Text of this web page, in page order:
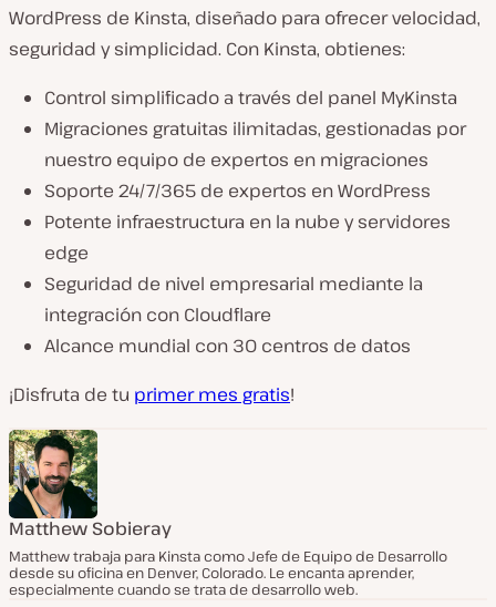
WordPress de Kinsta, diseñado para ofrecer velocidad,
seguridad y simplicidad. Con Kinsta, obtienes:
Control simplificado a través del panel MyKinsta
Migraciones gratuitas ilimitadas, gestionadas por
nuestro equipo de expertos en migraciones
Soporte 24/7/365 de expertos en WordPress
Potente infraestructura en la nube y servidores
edge
Seguridad de nivel empresarial mediante la
integración con Cloudflare
Alcance mundial con 30 centros de datos
¡Disfruta de tu primer mes gratis!
Matthew Sobieray
Matthew trabaja para Kinsta como Jefe de Equipo de Desarrollo
desde su oficina en Denver, Colorado. Le encanta aprender,
especialmente cuando se trata de desarrollo web.